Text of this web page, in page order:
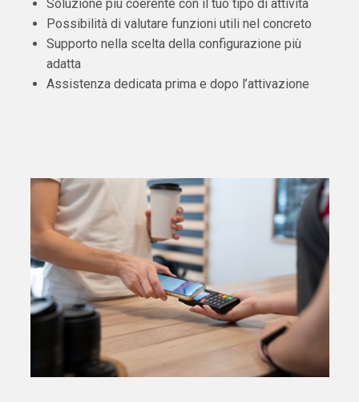
Soluzione più coerente con il tuo tipo di attività
Possibilità di valutare funzioni utili nel concreto
Supporto nella scelta della configurazione più
adatta
Assistenza dedicata prima e dopo l’attivazione